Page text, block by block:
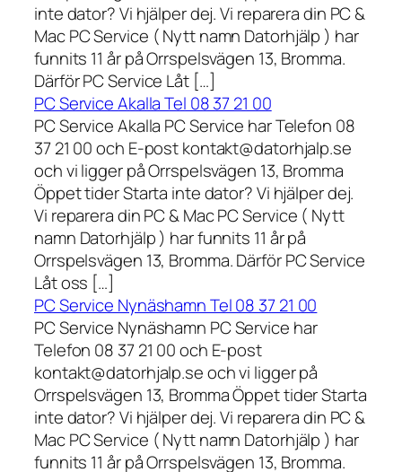
inte dator? Vi hjälper dej. Vi reparera din PC &
Mac PC Service ( Nytt namn Datorhjälp ) har
funnits 11 år på Orrspelsvägen 13, Bromma.
Därför PC Service Låt […]
PC Service Akalla Tel 08 37 21 00
PC Service Akalla PC Service har Telefon 08
37 21 00 och E-post kontakt@datorhjalp.se
och vi ligger på Orrspelsvägen 13, Bromma
Öppet tider Starta inte dator? Vi hjälper dej.
Vi reparera din PC & Mac PC Service ( Nytt
namn Datorhjälp ) har funnits 11 år på
Orrspelsvägen 13, Bromma. Därför PC Service
Låt oss […]
PC Service Nynäshamn Tel 08 37 21 00
PC Service Nynäshamn PC Service har
Telefon 08 37 21 00 och E-post
kontakt@datorhjalp.se och vi ligger på
Orrspelsvägen 13, Bromma Öppet tider Starta
inte dator? Vi hjälper dej. Vi reparera din PC &
Mac PC Service ( Nytt namn Datorhjälp ) har
funnits 11 år på Orrspelsvägen 13, Bromma.